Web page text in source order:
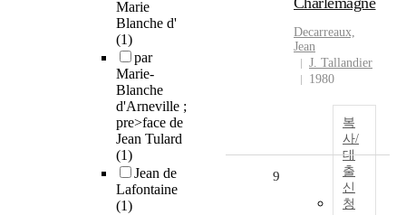
Marie
Blanche d'
(1)
par
Marie-
Blanche
d'Arneville ;
pre>face de
Jean Tulard
(1)
Jean de
Lafontaine
(1)
Decarreaux,
Jean
J. Tallandier
1980
복
사/
대
출
신
청
9